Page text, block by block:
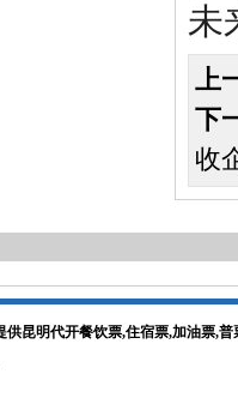
未
上
下
收
供昆明代开餐饮票,住宿票,加油票,